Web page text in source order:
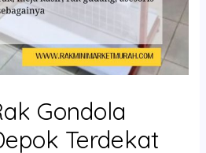
Gondola
Terdekat